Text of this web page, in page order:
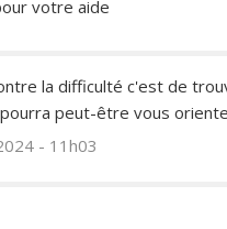
votre aide
la difficulté c'est de
peut-être vous
- 11h03